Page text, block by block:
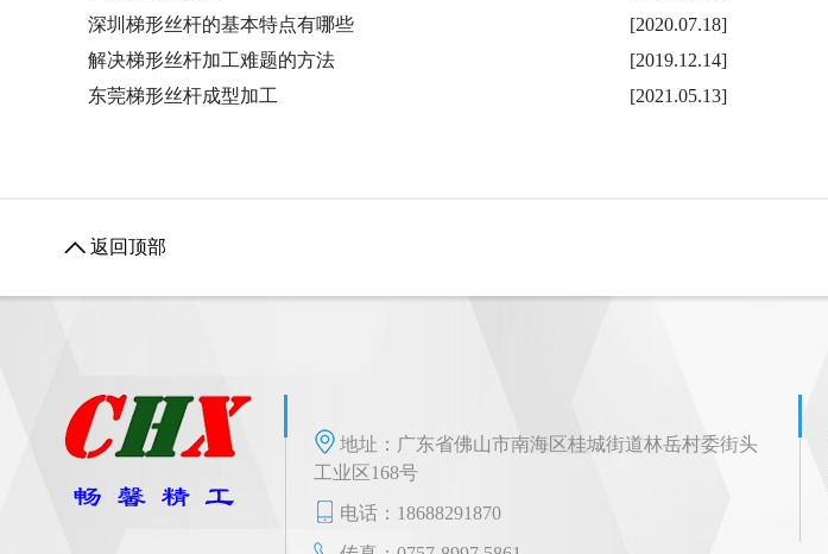
[2020.07.18]
深圳梯形丝杆的基本特点有哪些
[2019.12.14]
解决梯形丝杆加工难题的方法
[2021.05.13]
东莞梯形丝杆成型加工
返回顶部
地址：广东省佛山市南海区桂城街道林岳村委街头
工业区168号
电话：18688291870